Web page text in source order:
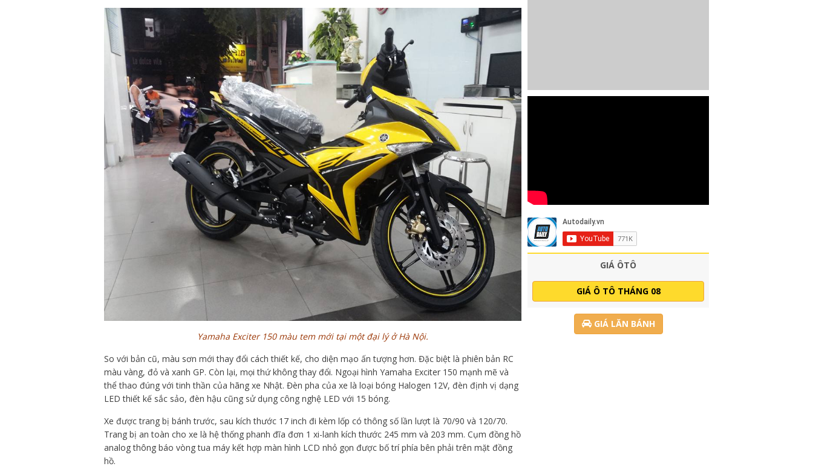
Yamaha Exciter 150 màu tem mới tại một đại lý ở Hà Nội.
So với bản cũ, màu sơn mới thay đổi cách thiết kế, cho diện mạo ấn tượng hơn. Đặc biệt là phiên bản RC
màu vàng, đỏ và xanh GP. Còn lại, mọi thứ không thay đổi. Ngoại hình Yamaha Exciter 150 mạnh mẽ và
thể thao đúng với tinh thần của hãng xe Nhật. Đèn pha của xe là loại bóng Halogen 12V, đèn định vị dạng
LED thiết kế sắc sảo, đèn hậu cũng sử dụng công nghệ LED với 15 bóng.
Xe được trang bị bánh trước, sau kích thước 17 inch đi kèm lốp có thông số lần lượt là 70/90 và 120/70.
Trang bị an toàn cho xe là hệ thống phanh đĩa đơn 1 xi-lanh kích thước 245 mm và 203 mm. Cụm đồng hồ
analog thông báo vòng tua máy kết hợp màn hình LCD nhỏ gọn được bố trí phía bên phải trên mặt đồng
hồ.
GIÁ ÔTÔ
GIÁ Ô TÔ THÁNG 08
GIÁ LĂN BÁNH